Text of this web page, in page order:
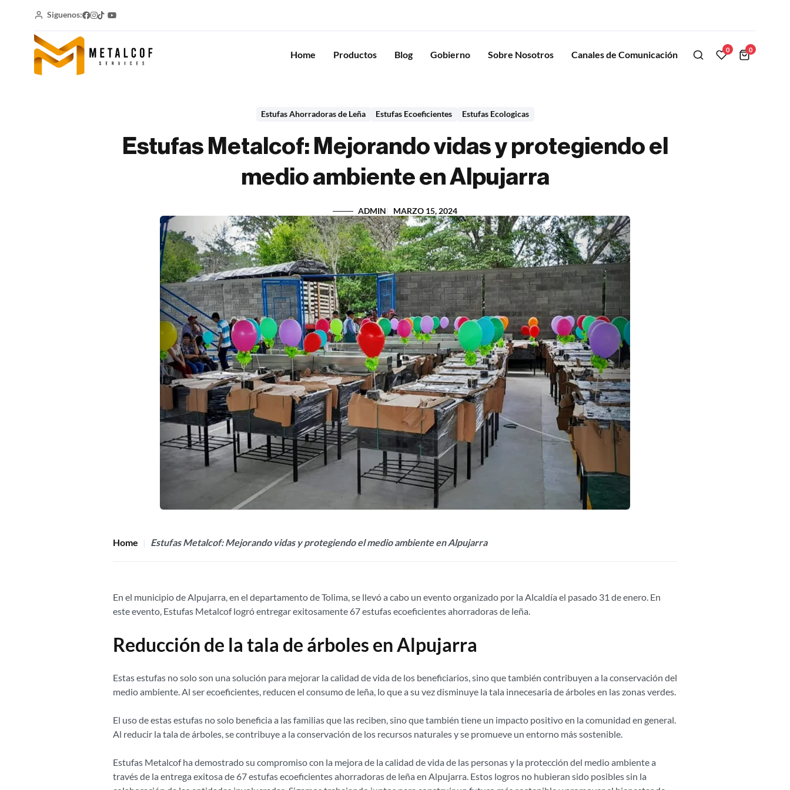
Siguenos:
Home Productos Blog Gobierno Sobre Nosotros Canales de Comunicación 0 0
Estufas Ahorradoras de Leña Estufas Ecoeficientes Estufas Ecologicas
Estufas Metalcof: Mejorando vidas y protegiendo el
medio ambiente en Alpujarra
ADMIN MARZO 15, 2024
Home Estufas Metalcof: Mejorando vidas y protegiendo el medio ambiente en Alpujarra
En el municipio de Alpujarra, en el departamento de Tolima, se llevó a cabo un evento organizado por la Alcaldía el pasado 31 de enero. En
este evento, Estufas Metalcof logró entregar exitosamente 67 estufas ecoeficientes ahorradoras de leña.
Reducción de la tala de árboles en Alpujarra
Estas estufas no solo son una solución para mejorar la calidad de vida de los beneficiarios, sino que también contribuyen a la conservación del
medio ambiente. Al ser ecoeficientes, reducen el consumo de leña, lo que a su vez disminuye la tala innecesaria de árboles en las zonas verdes.
El uso de estas estufas no solo beneficia a las familias que las reciben, sino que también tiene un impacto positivo en la comunidad en general.
Al reducir la tala de árboles, se contribuye a la conservación de los recursos naturales y se promueve un entorno más sostenible.
Estufas Metalcof ha demostrado su compromiso con la mejora de la calidad de vida de las personas y la protección del medio ambiente a
través de la entrega exitosa de 67 estufas ecoeficientes ahorradoras de leña en Alpujarra. Estos logros no hubieran sido posibles sin la